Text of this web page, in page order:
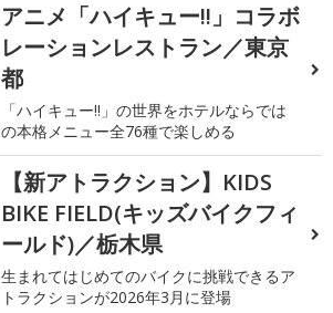
アニメ「ハイキュー!!」コラボ
レーションレストラン／東京
都
「ハイキュー!!」の世界をホテルならでは
の本格メニュー全76種で楽しめる
【新アトラクション】KIDS
BIKE FIELD(キッズバイクフィ
ールド)／栃木県
生まれてはじめてのバイクに挑戦できるア
トラクションが2026年3月に登場